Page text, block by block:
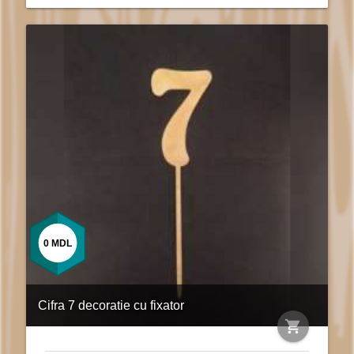
Cifra 7 decoratie cu fixator
shopping_cart
0 MDL